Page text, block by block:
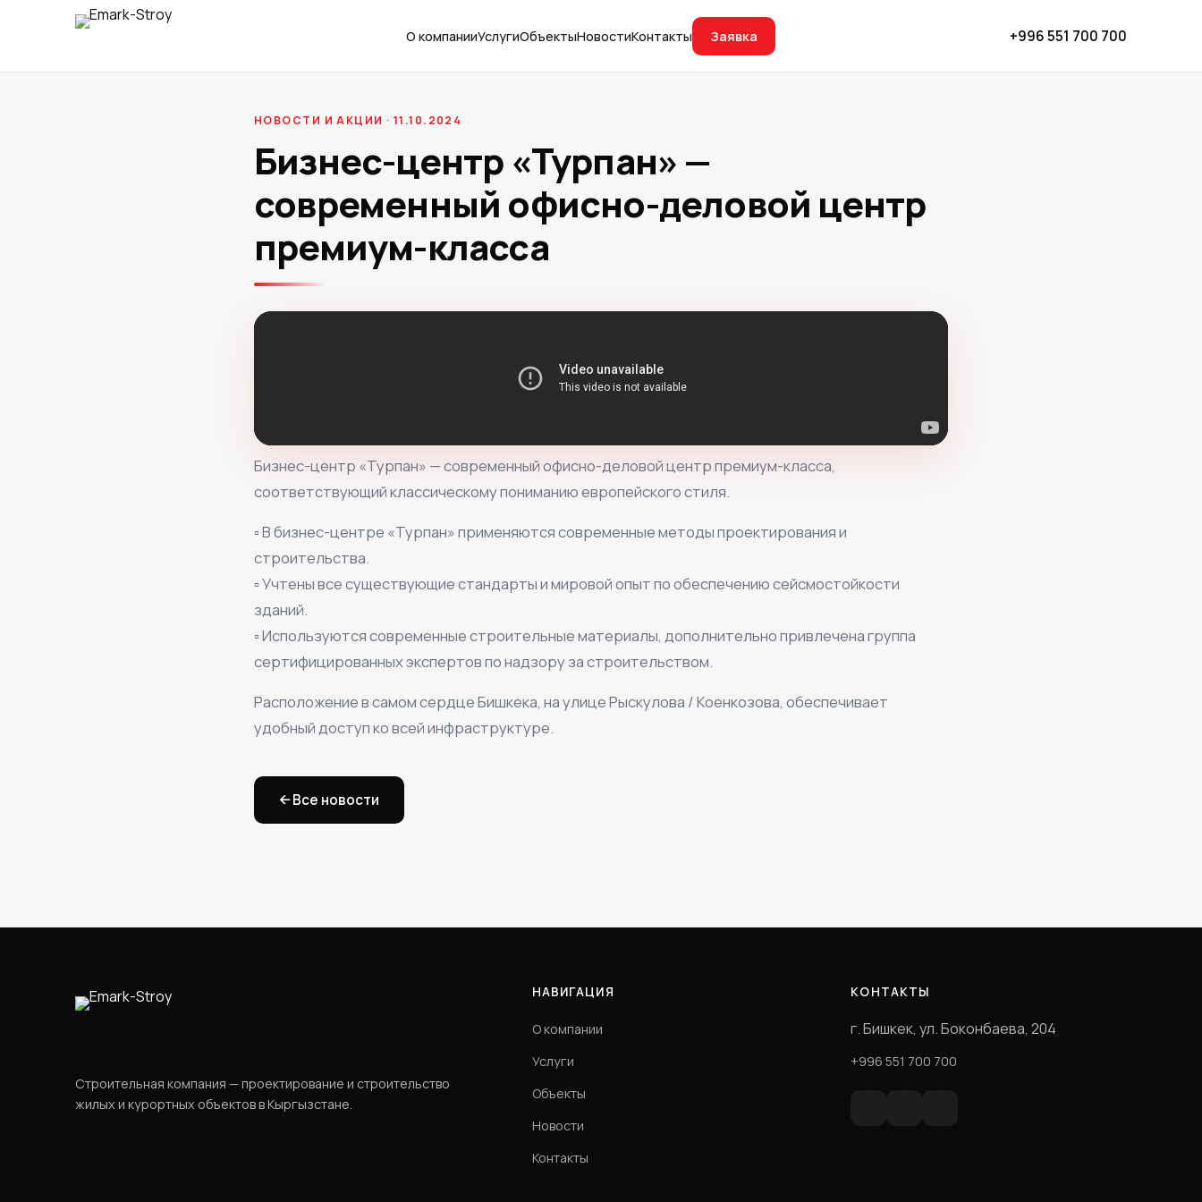
О компанииУслугиОбъектыНовостиКонтакты Заявка +996 551 700 700
НОВОСТИ И АКЦИИ · 11.10.2024
Бизнес-центр «Турпан» —
современный офисно-деловой центр
премиум-класса
Бизнес-центр «Турпан» — современный офисно-деловой центр премиум-класса,
соответствующий классическому пониманию европейского стиля.
▫️ В бизнес-центре «Турпан» применяются современные методы проектирования и
строительства.
▫️ Учтены все существующие стандарты и мировой опыт по обеспечению сейсмостойкости
зданий.
▫️ Используются современные строительные материалы, дополнительно привлечена группа
сертифицированных экспертов по надзору за строительством.
Расположение в самом сердце Бишкека, на улице Рыскулова / Коенкозова, обеспечивает
удобный доступ ко всей инфраструктуре.
← Все новости
Строительная компания — проектирование и строительство
жилых и курортных объектов в Кыргызстане.
НАВИГАЦИЯ
О компании
Услуги
Объекты
Новости
Контакты
КОНТАКТЫ
г. Бишкек, ул. Боконбаева, 204
+996 551 700 700